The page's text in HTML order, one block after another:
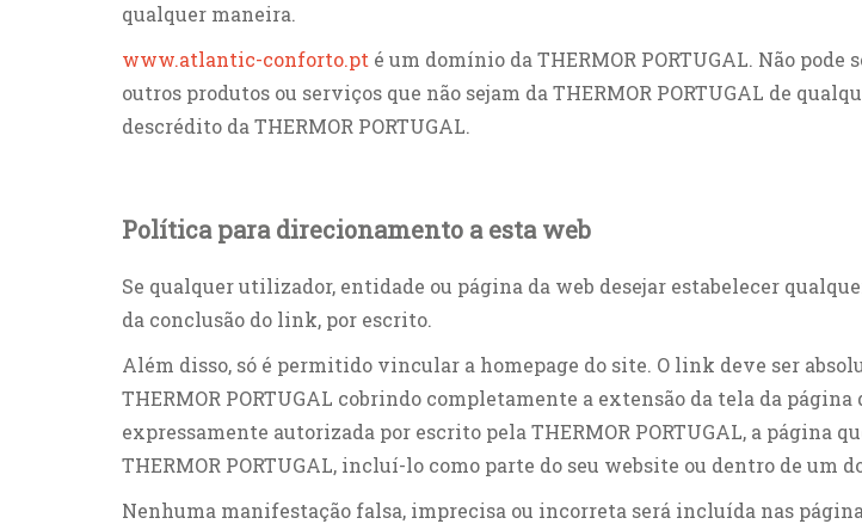
qualquer maneira.
www.atlantic-conforto.pt é um domínio da THERMOR PORTUGAL. Não
outros produtos ou serviços que não sejam da THERMOR PORTUGAL de
descrédito da THERMOR PORTUGAL.
Política para direcionamento a esta web
Se qualquer utilizador, entidade ou página da web desejar estabelecer
da conclusão do link, por escrito.
Além disso, só é permitido vincular a homepage do site. O link deve ser
THERMOR PORTUGAL cobrindo completamente a extensão da tela da
expressamente autorizada por escrito pela THERMOR PORTUGAL, a
THERMOR PORTUGAL, incluí-lo como parte do seu website ou dentro de um
Nenhuma manifestação falsa, imprecisa ou incorreta será incluída nas